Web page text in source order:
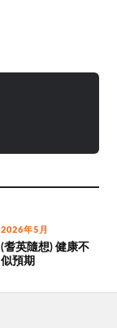
2026年5月
(耆英隨想) 健康不
似預期